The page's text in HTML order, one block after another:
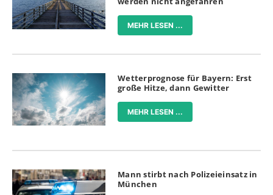
MEHR LESEN ...
Wetterprognose für Bayern: Erst
große Hitze, dann Gewitter
MEHR LESEN ...
Mann stirbt nach Polizeieinsatz in
München